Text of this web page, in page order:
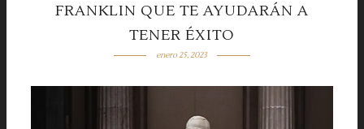
FRANKLIN QUE TE AYUDARÁN A
TENER ÉXITO
enero 25, 2023